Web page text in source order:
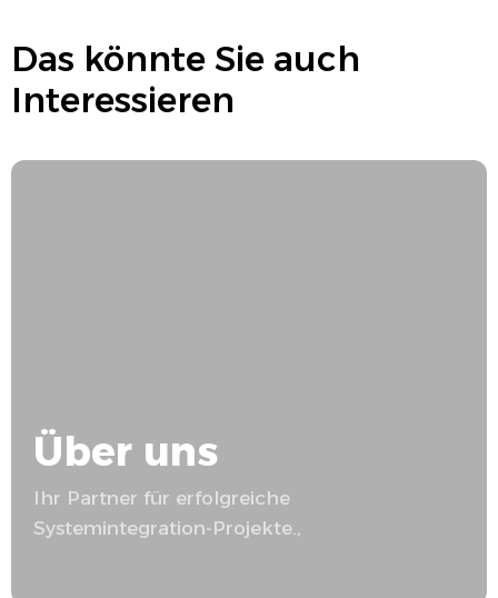
Das könnte Sie auch
Interessieren
Über uns
Ihr Partner für erfolgreiche
Systemintegration-Projekte.,